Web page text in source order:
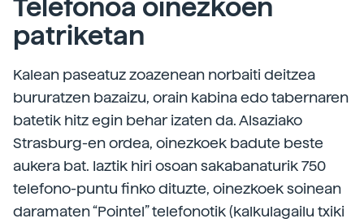
Telefonoa oinezkoen
patriketan
Kalean paseatuz zoazenean norbaiti deitzea
bururatzen bazaizu, orain kabina edo tabernaren
batetik hitz egin behar izaten da. Alsaziako
Strasburg-en ordea, oinezkoek badute beste
aukera bat. Iaztik hiri osoan sakabanaturik 750
telefono-puntu finko dituzte, oinezkoek soinean
daramaten “Pointel” telefonotik (kalkulagailu txiki